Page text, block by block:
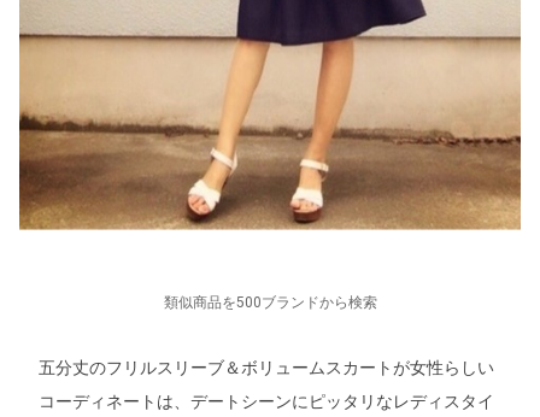
類似商品を500ブランドから検索
五分丈のフリルスリーブ＆ボリュームスカートが女性らしい
コーディネートは、デートシーンにピッタリなレディスタイ